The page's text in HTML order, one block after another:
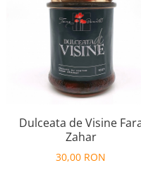
Dulceata de Visine
Zahar
30,00 RON